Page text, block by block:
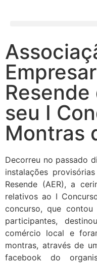
seu I
Montras
Decorreu no passado
instalações
Resende (AER), a
relativos ao I
concurso, que
participantes,
comércio local e
montras, através de
facebook do